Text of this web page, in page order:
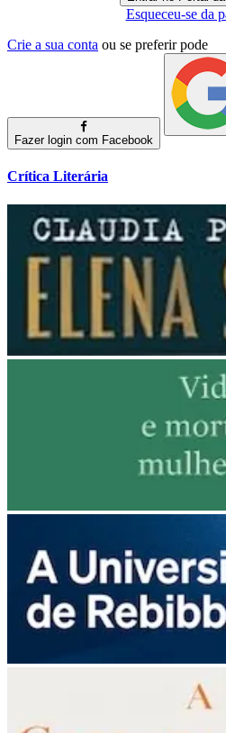
Esqueceu-se da
Crie a sua conta ou se preferir pode
Fazer login com Facebook
Crítica Literária